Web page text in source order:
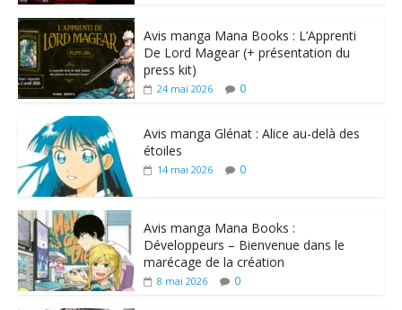
Avis manga Mana Books : L’Apprenti
De Lord Magear (+ présentation du
press kit)
24 mai 2026 0
Avis manga Glénat : Alice au-delà des
étoiles
14 mai 2026 0
Avis manga Mana Books :
Développeurs – Bienvenue dans le
marécage de la création
8 mai 2026 0